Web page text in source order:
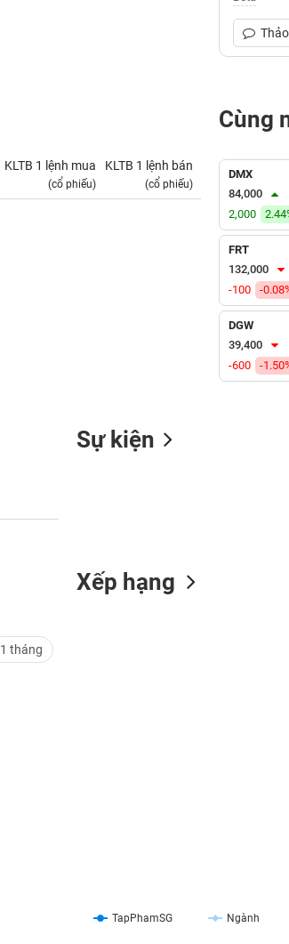
KLTB 1 lệnh mua
(cổ phiếu)
KLTB 1 lệnh bán
(cổ phiếu)
Cùng
DMX
84,000
2,000
FRT
132,000
-100
-
DGW
39,400
-600
-
Sự kiện
1 tháng
Xếp hạng
TapPhamSG Ngành